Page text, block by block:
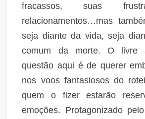
fracassos, suas
relacionamentos…mas
seja diante da vida, seja
comum da morte. O livre
questão aqui é de querer
nos voos fantasiosos do
quem o fizer estarão
emoções. Protagonizado